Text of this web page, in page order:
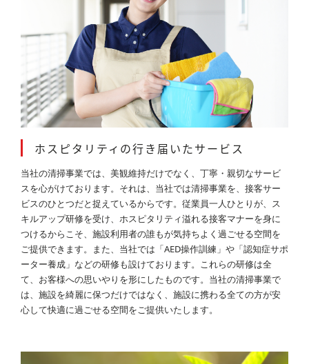
ホスピタリティの行き届いたサービス
当社の清掃事業では、美観維持だけでなく、丁寧・親切なサービ
スを心がけております。それは、当社では清掃事業を、接客サー
ビスのひとつだと捉えているからです。従業員一人ひとりが、ス
キルアップ研修を受け、ホスピタリティ溢れる接客マナーを身に
つけるからこそ、施設利用者の誰もが気持ちよく過ごせる空間を
ご提供できます。また、当社では「AED操作訓練」や「認知症サポ
ーター養成」などの研修も設けております。これらの研修は全
て、お客様への思いやりを形にしたものです。当社の清掃事業で
は、施設を綺麗に保つだけではなく、施設に携わる全ての方が安
心して快適に過ごせる空間をご提供いたします。